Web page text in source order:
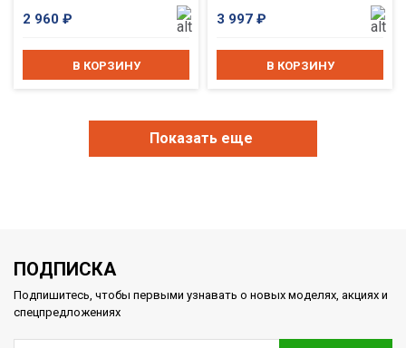
2 960 ₽
В КОРЗИНУ
3 997 ₽
В КОРЗИНУ
Показать еще
ПОДПИСКА
Подпишитесь, чтобы первыми узнавать о новых моделях, акциях и
спецпредложениях